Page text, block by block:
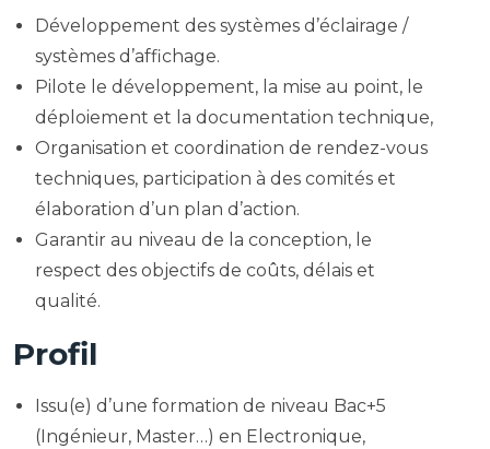
Développement des systèmes d’éclairage /
systèmes d’affichage.
Pilote le développement, la mise au point, le
déploiement et la documentation technique,
Organisation et coordination de rendez-vous
techniques, participation à des comités et
élaboration d’un plan d’action.
Garantir au niveau de la conception, le
respect des objectifs de coûts, délais et
qualité.
Profil
Issu(e) d’une formation de niveau Bac+5
(Ingénieur, Master…) en Electronique,